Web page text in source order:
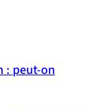
: peut-on